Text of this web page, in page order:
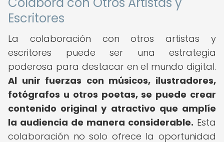
Escritores
La colaboración con otros artistas y
escritores puede ser una estrategia
poderosa para destacar en el mundo digital.
Al unir fuerzas con músicos, ilustradores,
fotógrafos u otros poetas, se puede crear
contenido original y atractivo que amplíe
la audiencia de manera considerable. Esta
colaboración no solo ofrece la oportunidad